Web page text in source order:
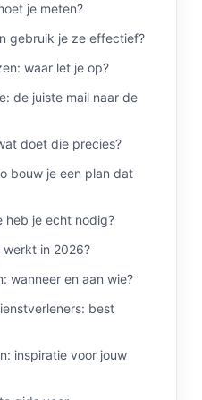
je meten?
gebruik je ze effectief?
waar let je op?
de juiste mail naar de
doet die precies?
bouw je een plan dat
heb je echt nodig?
in 2026?
wanneer en aan wie?
best
inspiratie voor jouw